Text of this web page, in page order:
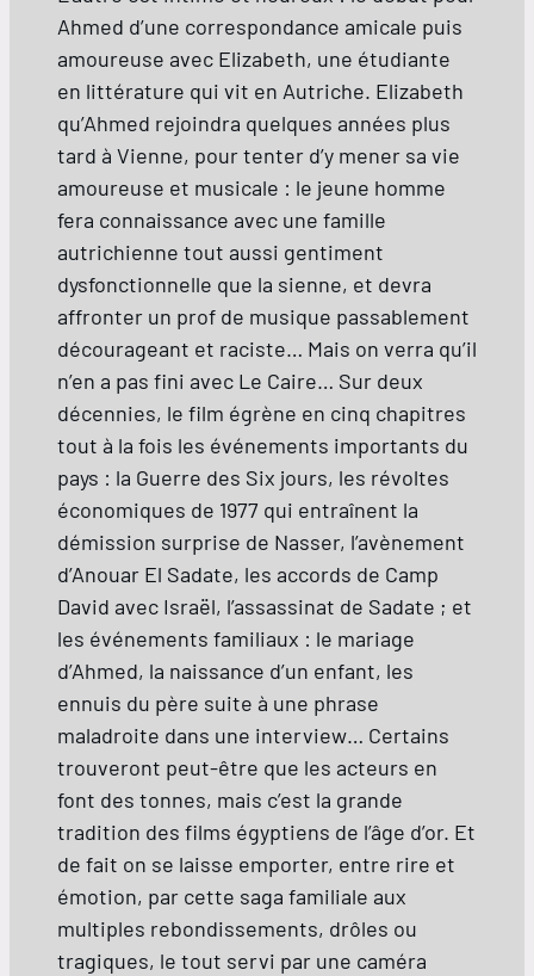
Ahmed d’une correspondance amicale puis
amoureuse avec Elizabeth, une étudiante
en littérature qui vit en Autriche. Elizabeth
qu’Ahmed rejoindra quelques années plus
tard à Vienne, pour tenter d’y mener sa vie
amoureuse et musicale : le jeune homme
fera connaissance avec une famille
autrichienne tout aussi gentiment
dysfonctionnelle que la sienne, et devra
affronter un prof de musique passablement
décourageant et raciste… Mais on verra qu’il
n’en a pas fini avec Le Caire… Sur deux
décennies, le film égrène en cinq chapitres
tout à la fois les événements importants du
pays : la Guerre des Six jours, les révoltes
économiques de 1977 qui entraînent la
démission surprise de Nasser, l’avènement
d’Anouar El Sadate, les accords de Camp
David avec Israël, l’assassinat de Sadate ; et
les événements familiaux : le mariage
d’Ahmed, la naissance d’un enfant, les
ennuis du père suite à une phrase
maladroite dans une interview… Certains
trouveront peut-être que les acteurs en
font des tonnes, mais c’est la grande
tradition des films égyptiens de l’âge d’or. Et
de fait on se laisse emporter, entre rire et
émotion, par cette saga familiale aux
multiples rebondissements, drôles ou
tragiques, le tout servi par une caméra